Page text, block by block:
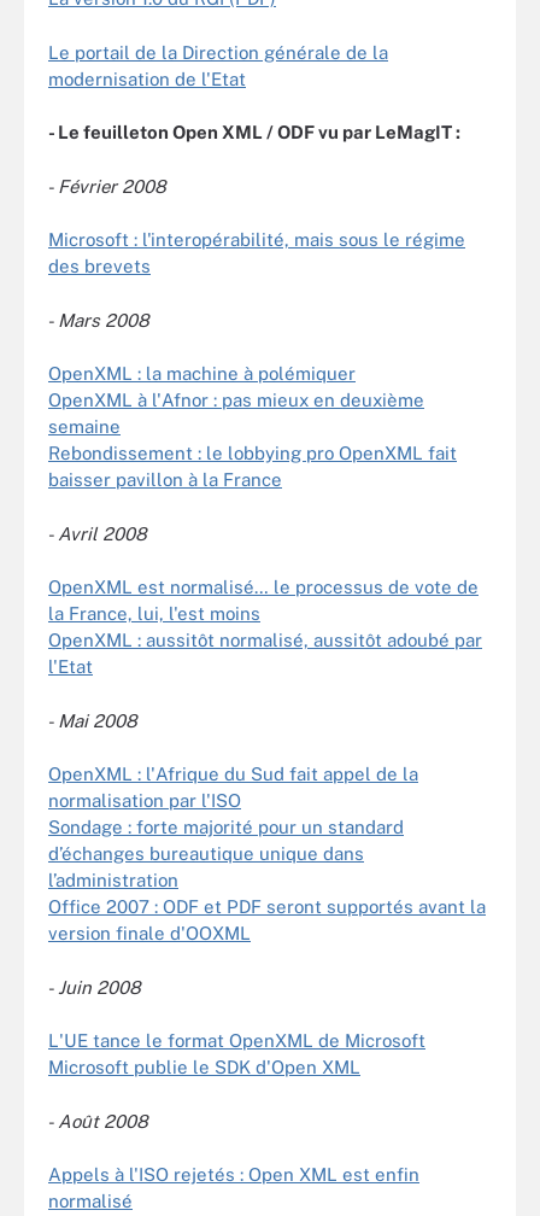
Le portail de la Direction générale de la
modernisation de l'Etat
- Le feuilleton Open XML / ODF vu par LeMagIT :
- Février 2008
Microsoft : l'interopérabilité, mais sous le régime
des brevets
- Mars 2008
OpenXML : la machine à polémiquer
OpenXML à l'Afnor : pas mieux en deuxième
semaine
Rebondissement : le lobbying pro OpenXML fait
baisser pavillon à la France
- Avril2008
OpenXML est normalisé… le processus de vote de
la France, lui, l'est moins
OpenXML : aussitôt normalisé, aussitôt adoubé par
l'Etat
- Mai2008
OpenXML : l'Afrique du Sud fait appel de la
normalisation par l'ISO
Sondage : forte majorité pour un standard
d’échanges bureautique unique dans
l’administration
Office 2007 : ODF et PDF seront supportés avant la
version finale d'OOXML
- Juin 2008
L'UE tance le format OpenXML de Microsoft
Microsoft publie le SDK d'Open XML
- Août2008
Appels à l'ISO rejetés : Open XML est enfin
normalisé